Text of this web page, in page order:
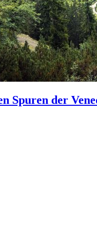
Spuren der